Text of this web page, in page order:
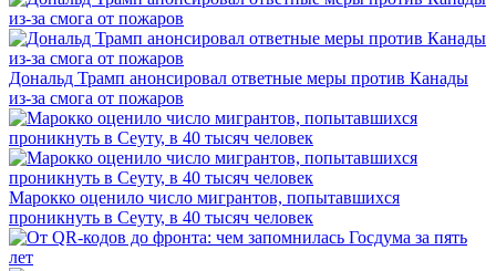
Дональд Трамп анонсировал ответные меры против Канады
из-за смога от пожаров
Марокко оценило число мигрантов, попытавшихся
проникнуть в Сеуту, в 40 тысяч человек